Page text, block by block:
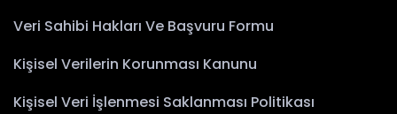
Veri Sahibi Hakları Ve Başvuru Formu
Kişisel Verilerin Korunması Kanunu
Kişisel Veri İşlenmesi Saklanması Politikası